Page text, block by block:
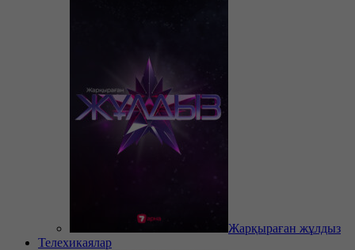
Жарқыраған жұлдыз
Телехикаялар